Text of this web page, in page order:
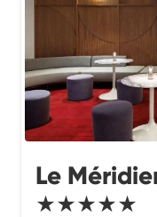
Le
★★★★★